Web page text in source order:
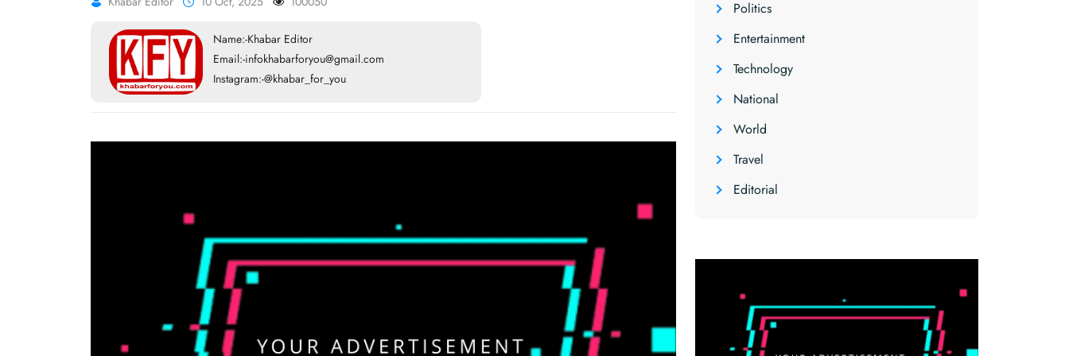
Name:-Khabar Editor
Email:-infokhabarforyou@gmail.com
Instagram:-@khabar_for_you
Politics
Entertainment
Technology
National
World
Travel
Editorial